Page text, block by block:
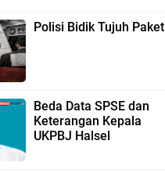
Polisi Bidik Tujuh Paket
Beda Data SPSE dan
Keterangan Kepala
UKPBJ Halsel